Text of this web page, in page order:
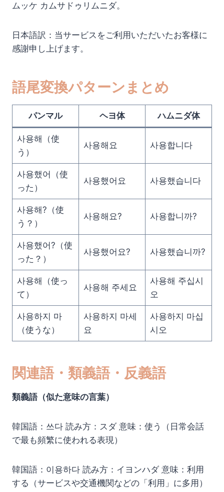
ムッケ カムサドゥリムニダ。
日本語訳：当サービスをご利用いただいたお客様に
感謝申し上げます。
語尾変換パターンまとめ
パンマル ヘヨ体 ハムニダ体
사용해（使
う）
사용해요 사용합니다
사용했어（使
った）
사용했어요 사용했습니다
사용해?（使
う？）
사용해요? 사용합니까?
사용했어?（使
った？）
사용했어요? 사용했습니까?
사용해（使っ
て）
사용해 주세요
사용해 주십시
오
사용하지 마
（使うな）
사용하지 마세
요
사용하지 마십
시오
関連語・類義語・反義語
類義語（似た意味の言葉）
韓国語：쓰다 読み方：スダ 意味：使う（日常会話
で最も頻繁に使われる表現）
韓国語：이용하다 読み方：イヨンハダ 意味：利用
する（サービスや交通機関などの「利用」に多用）